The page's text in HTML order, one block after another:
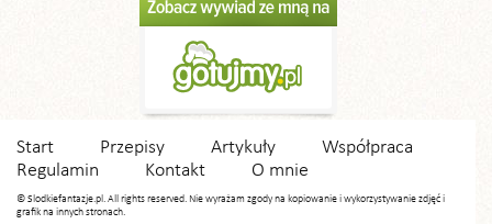
Start Przepisy Artykuły
Współpraca
Regulamin
Kontakt O mnie
© Slodkiefantazje.pl. All rights reserved. Nie wyrażam zgody na kopiowanie i wykorzystywanie zdjęć i
grafik na innych stronach.